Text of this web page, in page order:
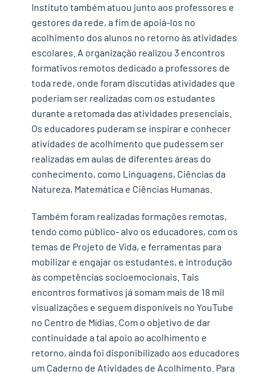
Instituto também atuou junto aos professores e
gestores da rede, a fim de apoiá-los no
acolhimento dos alunos no retorno às atividades
escolares. A organização realizou 3 encontros
formativos remotos dedicado a professores de
toda rede, onde foram discutidas atividades que
poderiam ser realizadas com os estudantes
durante a retomada das atividades presenciais.
Os educadores puderam se inspirar e conhecer
atividades de acolhimento que pudessem ser
realizadas em aulas de diferentes áreas do
conhecimento, como Linguagens, Ciências da
Natureza, Matemática e Ciências Humanas.
Também foram realizadas formações remotas,
tendo como público- alvo os educadores, com os
temas de Projeto de Vida, e ferramentas para
mobilizar e engajar os estudantes, e introdução
às competências socioemocionais. Tais
encontros formativos já somam mais de 18 mil
visualizações e seguem disponíveis no YouTube
no Centro de Mídias. Com o objetivo de dar
continuidade a tal apoio ao acolhimento e
retorno, ainda foi disponibilizado aos educadores
um Caderno de Atividades de Acolhimento. Para